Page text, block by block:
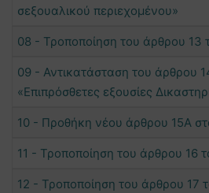
σεξουαλικού περιεχομένου»
08 - Τροποποίηση του άρθρου 13
09 - Αντικατάσταση του άρθρου
«Επιπρόσθετες εξουσίες
10 - Προθήκη νέου άρθρου 15Α
11 - Τροποποίηση του άρθρου 16
12 - Τροποποίηση του άρθρου 17